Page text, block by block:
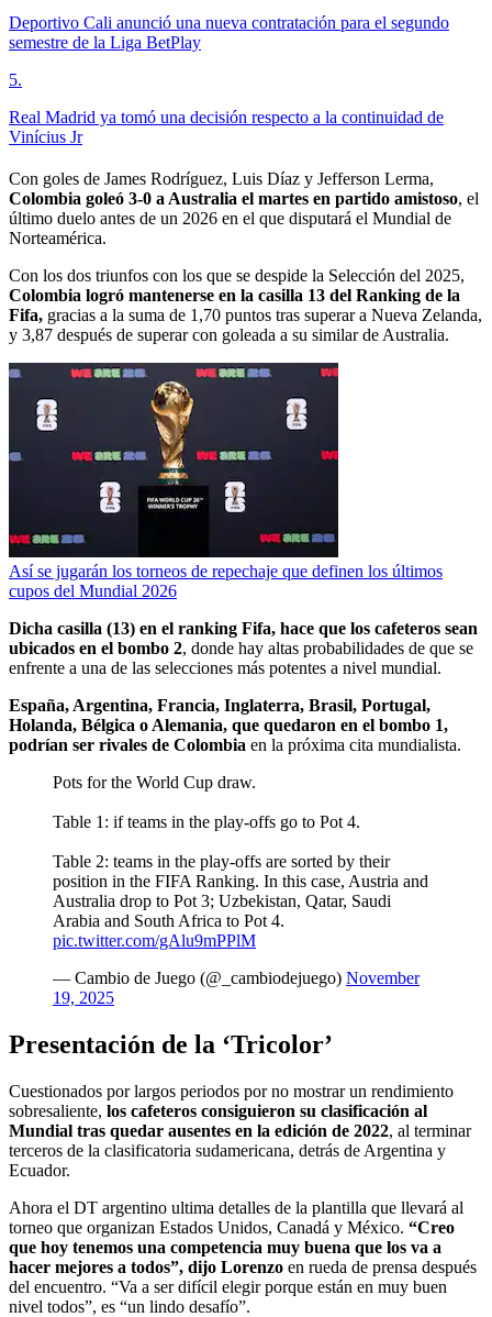
Deportivo Cali anunció una nueva contratación para el segundo
semestre de la Liga BetPlay
5.
Real Madrid ya tomó una decisión respecto a la continuidad de
Vinícius Jr
Con goles de James Rodríguez, Luis Díaz y Jefferson Lerma,
Colombia goleó 3-0 a Australia el martes en partido amistoso, el
último duelo antes de un 2026 en el que disputará el Mundial de
Norteamérica.
Con los dos triunfos con los que se despide la Selección del 2025,
Colombia logró mantenerse en la casilla 13 del Ranking de la
Fifa, gracias a la suma de 1,70 puntos tras superar a Nueva Zelanda,
y 3,87 después de superar con goleada a su similar de Australia.
Así se jugarán los torneos de repechaje que definen los últimos
cupos del Mundial 2026
Dicha casilla (13) en el ranking Fifa, hace que los cafeteros sean
ubicados en el bombo 2, donde hay altas probabilidades de que se
enfrente a una de las selecciones más potentes a nivel mundial.
España, Argentina, Francia, Inglaterra, Brasil, Portugal,
Holanda, Bélgica o Alemania, que quedaron en el bombo 1,
podrían ser rivales de Colombia en la próxima cita mundialista.
Pots for the World Cup draw.
Table 1: if teams in the play-offs go to Pot 4.
Table 2: teams in the play-offs are sorted by their
position in the FIFA Ranking. In this case, Austria and
Australia drop to Pot 3; Uzbekistan, Qatar, Saudi
Arabia and South Africa to Pot 4.
pic.twitter.com/gAlu9mPPlM
— Cambio de Juego (@_cambiodejuego) November
19, 2025
Presentación de la ‘Tricolor’
Cuestionados por largos periodos por no mostrar un rendimiento
sobresaliente, los cafeteros consiguieron su clasificación al
Mundial tras quedar ausentes en la edición de 2022, al terminar
terceros de la clasificatoria sudamericana, detrás de Argentina y
Ecuador.
Ahora el DT argentino ultima detalles de la plantilla que llevará al
torneo que organizan Estados Unidos, Canadá y México. “Creo
que hoy tenemos una competencia muy buena que los va a
hacer mejores a todos”, dijo Lorenzo en rueda de prensa después
del encuentro. “Va a ser difícil elegir porque están en muy buen
nivel todos”, es “un lindo desafío”.